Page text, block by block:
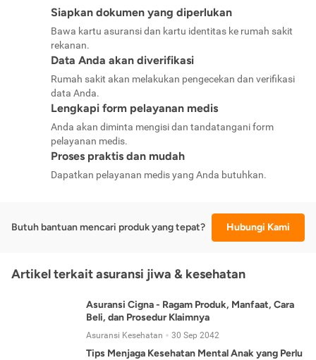
Siapkan dokumen yang diperlukan
Bawa kartu asuransi dan kartu identitas ke rumah sakit
rekanan.
Data Anda akan diverifikasi
Rumah sakit akan melakukan pengecekan dan verifikasi
data Anda.
Lengkapi form pelayanan medis
Anda akan diminta mengisi dan tandatangani form
pelayanan medis.
Proses praktis dan mudah
Dapatkan pelayanan medis yang Anda butuhkan.
Butuh bantuan mencari produk yang tepat? Hubungi Kami
Artikel terkait asuransi jiwa & kesehatan
Asuransi Cigna - Ragam Produk, Manfaat, Cara
Beli, dan Prosedur Klaimnya
Asuransi Kesehatan 30 Sep 2042
Tips Menjaga Kesehatan Mental Anak yang Perlu